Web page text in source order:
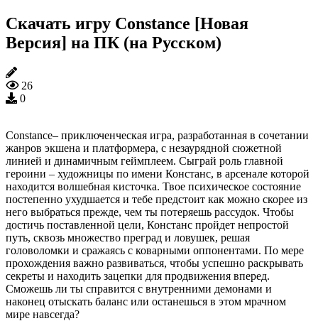
Скачать игру Constance [Новая
Версия] на ПК (на Русском)
26
0
Constance– приключенческая игра, разработанная в сочетании
жанров экшена и платформера, с незаурядной сюжетной
линией и динамичным геймплеем. Сыграй роль главной
героини – художницы по имени Констанс, в арсенале которой
находится волшебная кисточка. Твое психическое состояние
постепенно ухудшается и тебе предстоит как можно скорее из
него выбраться прежде, чем ты потеряешь рассудок. Чтобы
достичь поставленной цели, Констанс пройдет непростой
путь, сквозь множество преград и ловушек, решая
головоломки и сражаясь с коварными оппонентами. По мере
прохождения важно развиваться, чтобы успешно раскрывать
секреты и находить зацепки для продвижения вперед.
Сможешь ли ты справится с внутренними демонами и
наконец отыскать баланс или останешься в этом мрачном
мире навсегда?